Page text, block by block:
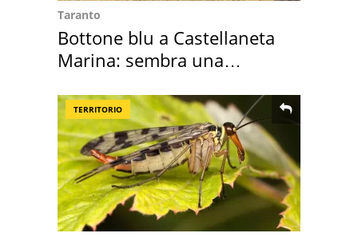
Taranto
Bottone blu a Castellaneta
Marina: sembra una
TERRITORIO